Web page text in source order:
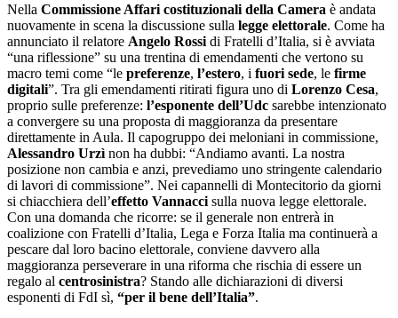
Nella Commissione Affari costituzionali della Camera è andata
nuovamente in scena la discussione sulla legge elettorale. Come ha
annunciato il relatore Angelo Rossi di Fratelli d’Italia, si è avviata
“una riflessione” su una trentina di emendamenti che vertono su
macro temi come “le preferenze, l’estero, i fuori sede, le firme
digitali”. Tra gli emendamenti ritirati figura uno di Lorenzo Cesa,
proprio sulle preferenze: l’esponente dell’Udc sarebbe intenzionato
a convergere su una proposta di maggioranza da presentare
direttamente in Aula. Il capogruppo dei meloniani in commissione,
Alessandro Urzì non ha dubbi: “Andiamo avanti. La nostra
posizione non cambia e anzi, prevediamo uno stringente calendario
di lavori di commissione”. Nei capannelli di Montecitorio da giorni
si chiacchiera dell’effetto Vannacci sulla nuova legge elettorale.
Con una domanda che ricorre: se il generale non entrerà in
coalizione con Fratelli d’Italia, Lega e Forza Italia ma continuerà a
pescare dal loro bacino elettorale, conviene davvero alla
maggioranza perseverare in una riforma che rischia di essere un
regalo al centrosinistra? Stando alle dichiarazioni di diversi
esponenti di FdI sì, “per il bene dell’Italia”.